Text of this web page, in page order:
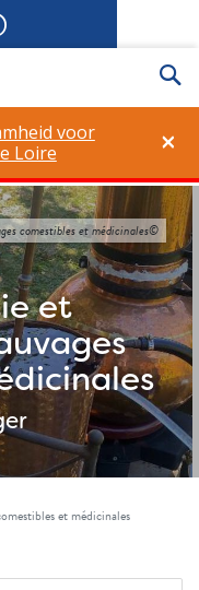
×
voor
Loire
et
comestibles et médicinales©
et médicinales